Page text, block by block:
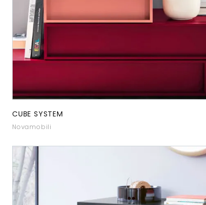
CUBE SYSTEM
Novamobili